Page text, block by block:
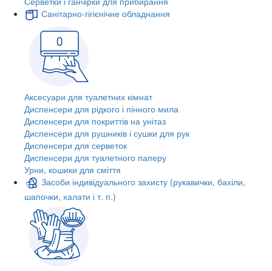
Санітарно-гігієнічне обладнання
Аксесуари для туалетних кімнат
Диспенсери для рідкого і пінного мила
Диспенсери для покриттів на унітаз
Диспенсери для рушників і сушки для рук
Диспенсери для серветок
Диспенсери для туалетного паперу
Урни, кошики для сміття
Засоби індивідуального захисту (рукавички, бахіли,
шапочки, халати і т. п.)